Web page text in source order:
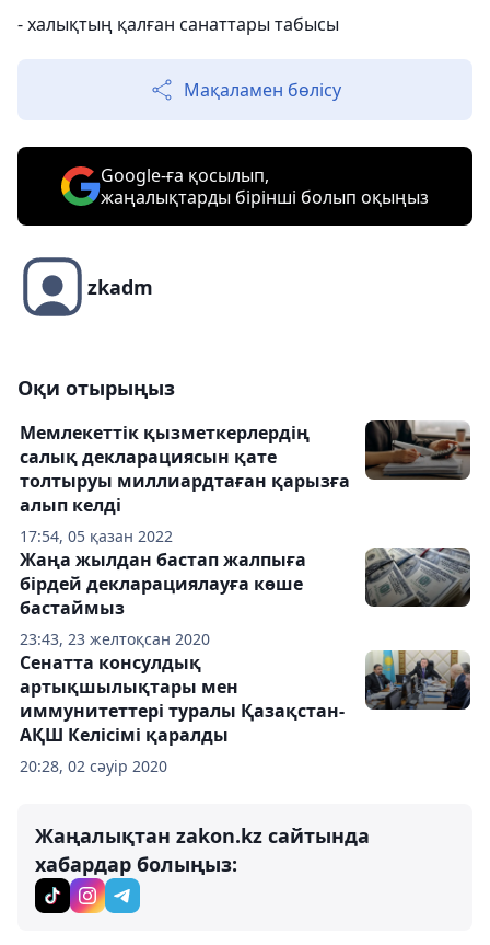
- халықтың қалған санаттары табысы
Мақаламен бөлісу
Google-ға қосылып,
жаңалықтарды бірінші болып оқыңыз
zkadm
Оқи отырыңыз
17:54, 05 қазан 2022
Мемлекеттік қызметкерлердің
салық декларациясын қате
толтыруы миллиардтаған қарызға
алып келді
23:43, 23 желтоқсан 2020
Жаңа жылдан бастап жалпыға
бірдей декларациялауға көше
бастаймыз
20:28, 02 сәуір 2020
Сенатта консулдық
артықшылықтары мен
иммунитеттері туралы Қазақстан-
АҚШ Келісімі қаралды
Жаңалықтан zakon.kz сайтында
хабардар болыңыз: